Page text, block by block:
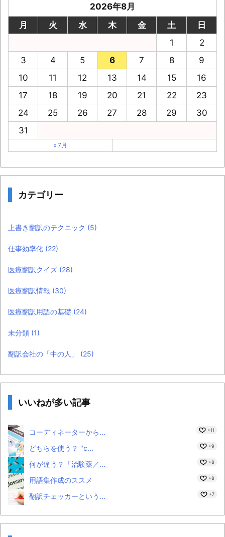
2026年8月
月
火 水 木 金 土
日
1
2
3
4 5 6 7 8
9
10
11 12 13 14 15
16
17
18 19 20 21 22
23
24
25 26 27 28 29
30
31
« 7月
カテゴリー
上書き翻訳のテクニック (5)
仕事効率化 (22)
医療翻訳クイズ (28)
医療翻訳情報 (30)
医療翻訳用語の基礎 (24)
未分類 (1)
翻訳会社の「中の人」 (25)
いいねが多い記事
コーディネーターから... +11
どちらを使う？ "c... +9
何が違う？「治験薬／... +8
用語集作成のススメ +8
翻訳チェッカーという... +7